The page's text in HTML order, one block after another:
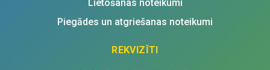
Lietošanas noteikumi
Piegādes un atgriešanas noteikumi
REKVIZĪTI